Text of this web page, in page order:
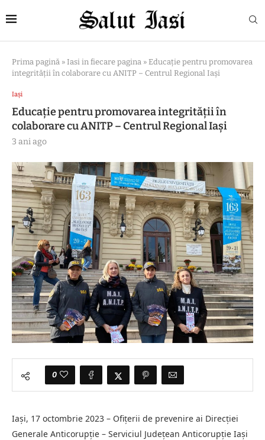
Prima pagină » Iasi in fiecare pagina » Educație pentru promovarea
integrității în colaborare cu ANITP – Centrul Regional Iași
Iași
Educație pentru promovarea integrității în
colaborare cu ANITP – Centrul Regional Iași
3 ani ago
0
Iași, 17 octombrie 2023 – Ofițerii de prevenire ai Direcției
Generale Anticorupție – Serviciul Județean Anticorupție Iași